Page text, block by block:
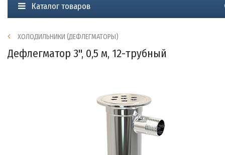
Каталог товаров
ХОЛОДИЛЬНИКИ (ДЕФЛЕГМАТОРЫ)
Дефлегматор 3", 0,5 м, 12-трубный